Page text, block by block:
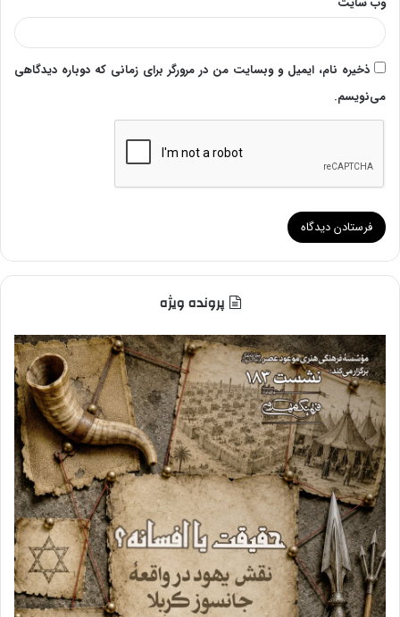
ذخیره نام، ایمیل و وبسایت من در مرورگر برای زمانی که دوباره دیدگاهی
می‌نویسم.
پرونده ویژه